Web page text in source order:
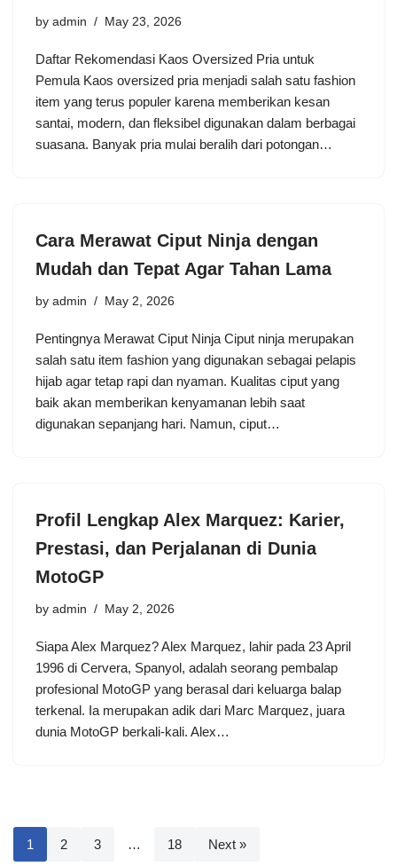
by admin May 23, 2026
Daftar Rekomendasi Kaos Oversized Pria untuk
Pemula Kaos oversized pria menjadi salah satu fashion
item yang terus populer karena memberikan kesan
santai, modern, dan fleksibel digunakan dalam berbagai
suasana. Banyak pria mulai beralih dari potongan…
Cara Merawat Ciput Ninja dengan
Mudah dan Tepat Agar Tahan Lama
by admin May 2, 2026
Pentingnya Merawat Ciput Ninja Ciput ninja merupakan
salah satu item fashion yang digunakan sebagai pelapis
hijab agar tetap rapi dan nyaman. Kualitas ciput yang
baik akan memberikan kenyamanan lebih saat
digunakan sepanjang hari. Namun, ciput…
Profil Lengkap Alex Marquez: Karier,
Prestasi, dan Perjalanan di Dunia
MotoGP
by admin May 2, 2026
Siapa Alex Marquez? Alex Marquez, lahir pada 23 April
1996 di Cervera, Spanyol, adalah seorang pembalap
profesional MotoGP yang berasal dari keluarga balap
terkenal. Ia merupakan adik dari Marc Marquez, juara
dunia MotoGP berkali-kali. Alex…
1 2 3 … 18 Next »